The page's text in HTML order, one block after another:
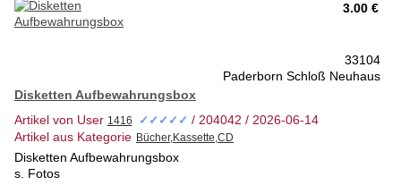
- Verstellbarer Schulterriemen: 105 - 140 cm Breite| 2 cm
breit
- Material: weiches Nappa Leder
1a Zustand ohne Schäden
gekauft im Lederfachgeschäft
3.00 €
33104
Paderborn Schloß Neuhaus
Disketten Aufbewahrungsbox
Artikel von User
✓✓✓✓✓ / 204042 / 2026-06-14
Artikel aus Kategorie
Disketten Aufbewahrungsbox
s. Fotos